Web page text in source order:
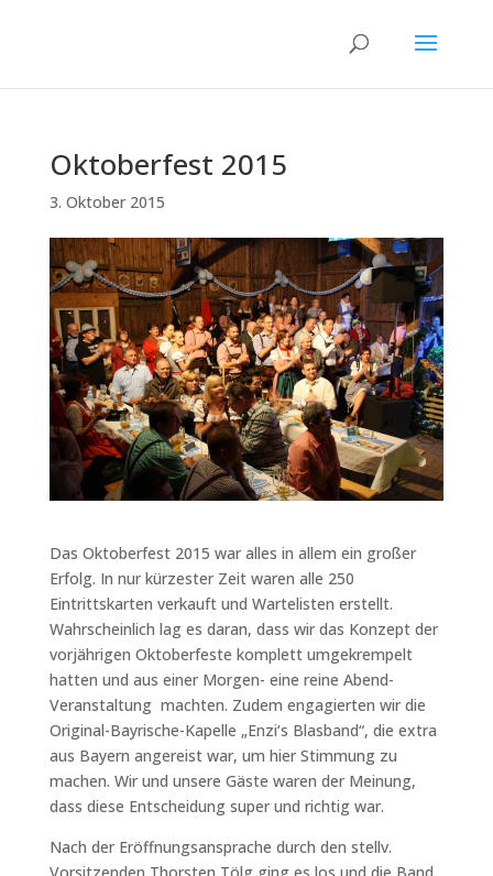
Oktoberfest 2015
3. Oktober 2015
Das Oktoberfest 2015 war alles in allem ein großer
Erfolg. In nur kürzester Zeit waren alle 250
Eintrittskarten verkauft und Wartelisten erstellt.
Wahrscheinlich lag es daran, dass wir das Konzept der
vorjährigen Oktoberfeste komplett umgekrempelt
hatten und aus einer Morgen- eine reine Abend-
Veranstaltung machten. Zudem engagierten wir die
Original-Bayrische-Kapelle „Enzi‘s Blasband“, die extra
aus Bayern angereist war, um hier Stimmung zu
machen. Wir und unsere Gäste waren der Meinung,
dass diese Entscheidung super und richtig war.
Nach der Eröffnungsansprache durch den stellv.
Vorsitzenden Thorsten Tölg ging es los und die Band